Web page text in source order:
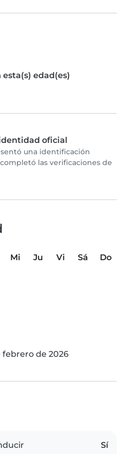
edad(es)
oficial
una identificación
las verificaciones de
Mi Ju Vi Sá
Do
febrero de 2026
Sí